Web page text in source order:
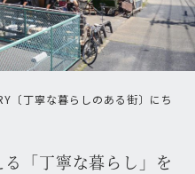
〔丁寧な暮らしのある街〕にち
「丁寧な暮らし」を